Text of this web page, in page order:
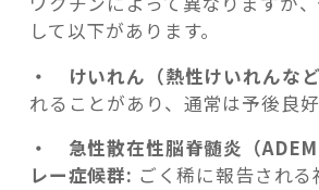
して以下があります。
・ けいれん（熱性けいれんな
れることがあり、通常は予後良好
・ 急性散在性脳脊髄炎（
レー症候群: ごく稀に報告される